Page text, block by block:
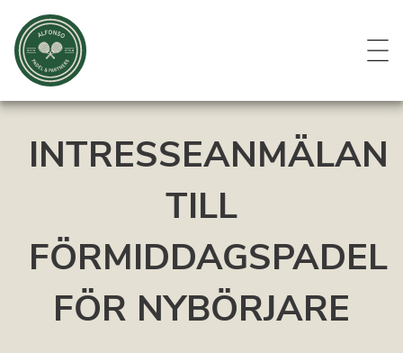
Evenemang
INTRESSEANMÄLAN
TILL
FÖRMIDDAGSPADEL
FÖR NYBÖRJARE